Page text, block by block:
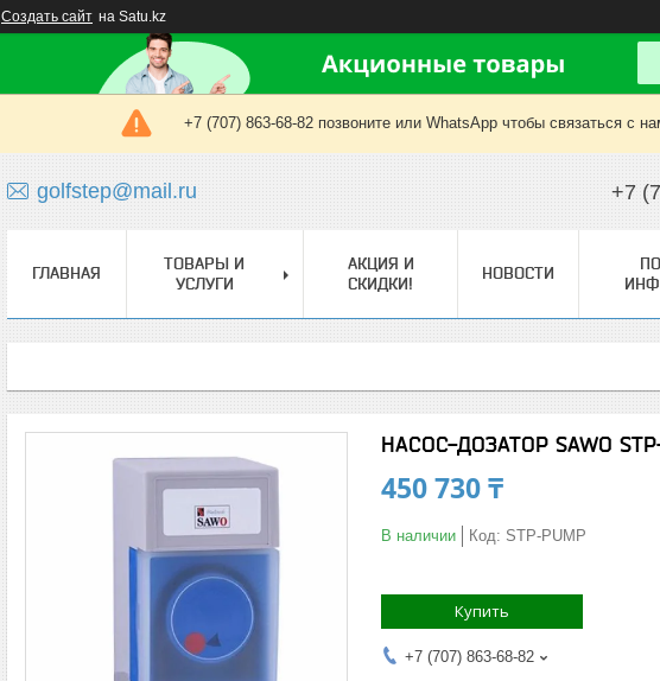
Создать сайт на Satu.kz
+7 (707) 863-68-82 позвоните или WhatsApp чтобы связаться с
golfstep@mail.ru +7
ГЛАВНАЯ
ТОВАРЫ И
УСЛУГИ
АКЦИЯ И
СКИДКИ!
НОВОСТИ
НАСОС-ДОЗАТОР SAWO
450 730 ₸
В наличии Код: STP-PUMP
Купить
+7 (707) 863-68-82